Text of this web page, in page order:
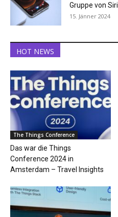
Gruppe von Siri
15. Jänner 2024
HOT NEWS
The Things Conference
Das war die Things
Conference 2024 in
Amsterdam – Travel Insights